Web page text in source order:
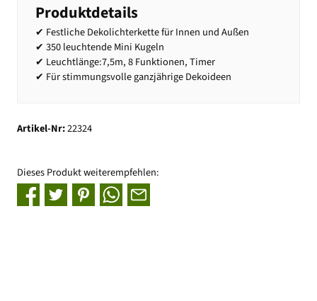
Produktdetails
✔ Festliche Dekolichterkette für Innen und Außen
✔ 350 leuchtende Mini Kugeln
✔ Leuchtlänge:7,5m, 8 Funktionen, Timer
✔ Für stimmungsvolle ganzjährige Dekoideen
Artikel-Nr:22324
Dieses Produkt weiterempfehlen: